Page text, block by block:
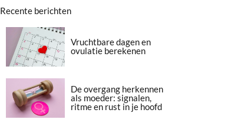
Recente berichten
Vruchtbare dagen en
ovulatie berekenen
De overgang herkennen
als moeder: signalen,
ritme en rust in je hoofd